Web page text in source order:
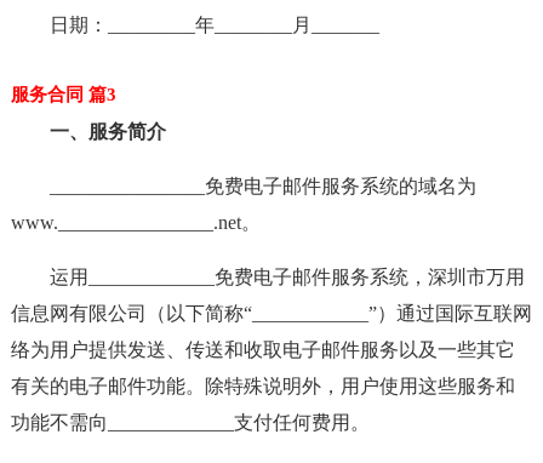
日期：_________年________月_______
服务合同 篇3
一、服务简介
________________免费电子邮件服务系统的域名为
www.________________.net。
运用_____________免费电子邮件服务系统，深圳市万用
信息网有限公司（以下简称“____________”）通过国际互联网
络为用户提供发送、传送和收取电子邮件服务以及一些其它
有关的电子邮件功能。除特殊说明外，用户使用这些服务和
功能不需向_____________支付任何费用。